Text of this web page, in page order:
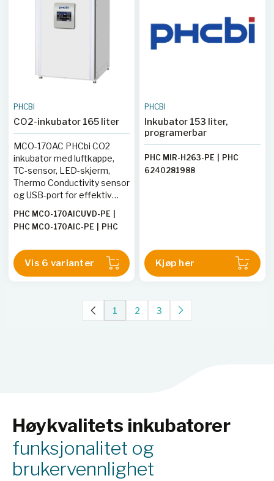
PHCBI
CO2-inkubator 165 liter
MCO-170AC PHCbi CO2
inkubator med luftkappe,
TC-sensor, LED-skjerm,
Thermo Conductivity sensor
og USB-port for effektiv
PHC MCO-170AICUVD-PE
PHC MCO-170AIC-PE
PHC
MCO-170AICUVH-PE|PHC
6240268514 |PHC
6240268774|PHC MCO-
Vis 6 varianter
PHCBI
Inkubator 153 liter,
programerbar
PHC MIR-H263-PE
PHC
6240281988
Kjøp her
1 2 3
Høykvalitets inkubatorer
funksjonalitet og
brukervennlighet